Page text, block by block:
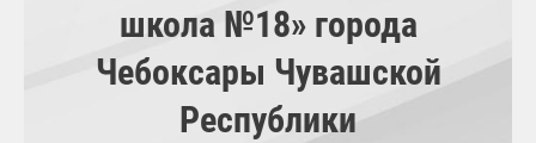
школа №18» города
Чебоксары Чувашской
Республики